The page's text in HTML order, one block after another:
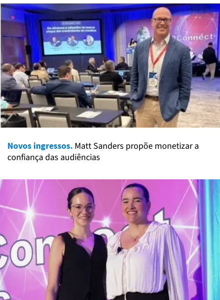
Novos ingressos. Matt Sanders propõe monetizar a
confiança das audiências